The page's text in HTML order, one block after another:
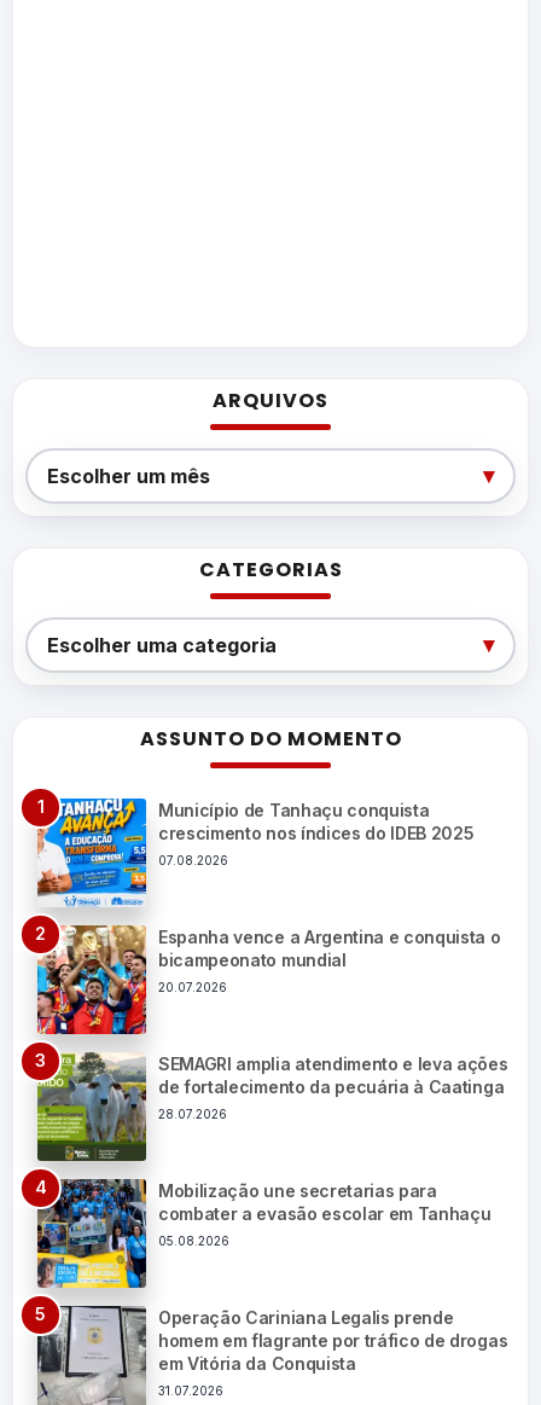
ARQUIVOS
Arquivos
Escolher um mês ▾
CATEGORIAS
Categorias
Escolher uma categoria ▾
ASSUNTO DO MOMENTO
Município de Tanhaçu conquista
crescimento nos índices do IDEB 2025
07.08.2026
Espanha vence a Argentina e conquista o
bicampeonato mundial
20.07.2026
SEMAGRI amplia atendimento e leva ações
de fortalecimento da pecuária à Caatinga
28.07.2026
Mobilização une secretarias para
combater a evasão escolar em Tanhaçu
05.08.2026
Operação Cariniana Legalis prende
homem em flagrante por tráfico de drogas
em Vitória da Conquista
31.07.2026